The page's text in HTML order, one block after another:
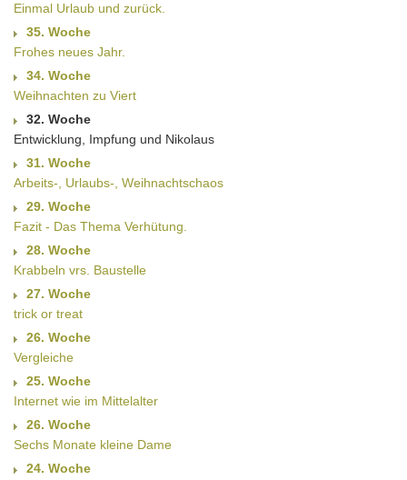
Einmal Urlaub und zurück.
35. Woche
Frohes neues Jahr.
34. Woche
Weihnachten zu Viert
32. Woche
Entwicklung, Impfung und Nikolaus
31. Woche
Arbeits-, Urlaubs-, Weihnachtschaos
29. Woche
Fazit - Das Thema Verhütung.
28. Woche
Krabbeln vrs. Baustelle
27. Woche
trick or treat
26. Woche
Vergleiche
25. Woche
Internet wie im Mittelalter
26. Woche
Sechs Monate kleine Dame
24. Woche